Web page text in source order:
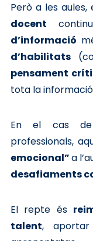
Però a les
docent
d’informació
d’habilitats
pensament
tota la
En el cas de
professionals,
emocional”a
desafiaments
El repte és
talent,